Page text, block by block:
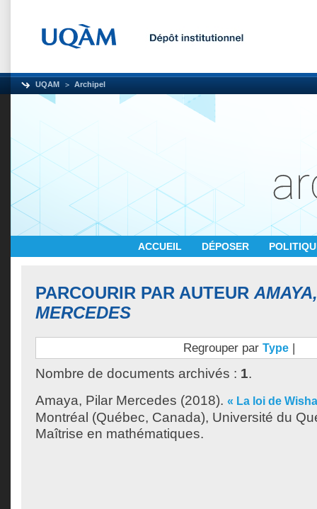
UQAM Archipel
ACCUEIL DÉPOSER
PARCOURIR PAR AUTEUR
MERCEDES
Regrouper par Type |
Nombre de documents archivés : 1.
Amaya, Pilar Mercedes (2018). « La loi de
Montréal (Québec, Canada), Université du
Maîtrise en mathématiques.